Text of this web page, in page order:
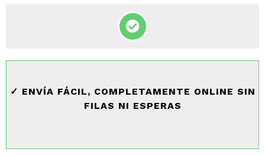
✓ ENVÍA FÁCIL, COMPLETAMENTE ONLINE SIN
FILAS NI ESPERAS